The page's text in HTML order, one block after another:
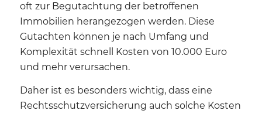
oft zur Begutachtung der betroffenen
Immobilien herangezogen werden. Diese
Gutachten können je nach Umfang und
Komplexität schnell Kosten von 10.000 Euro
und mehr verursachen.
Daher ist es besonders wichtig, dass eine
Rechtsschutzversicherung auch solche Kosten